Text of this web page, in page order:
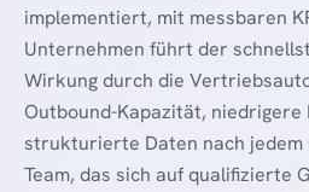
implementiert, mit messbaren
Unternehmen führt der
Wirkung durch die
Outbound-Kapazität,
strukturierte Daten nach jedem
Team, das sich auf qualifizierte